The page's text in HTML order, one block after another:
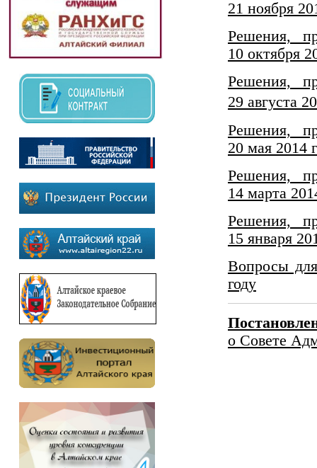
21 ноября
Решения,
10 октября
Решения,
29 августа
Решения,
20 мая 2014
Решения,
14 марта
Решения,
15 января
Вопросы
году
о Совете